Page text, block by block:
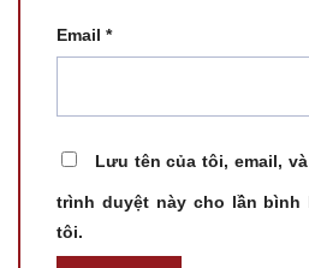
Email *
Lưu tên của tôi, email,
trình duyệt này cho lần bình
tôi.